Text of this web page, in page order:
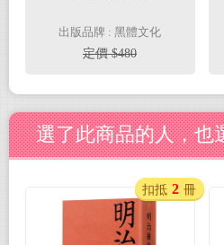
出版品牌 : 黑體文化
定價 $480
選了此商品的人，也
扣抵 2 冊